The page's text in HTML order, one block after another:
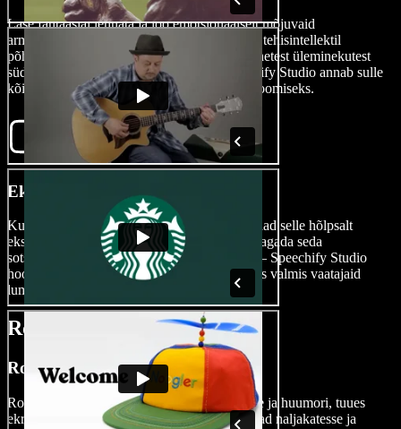
Lase fantaasial lennata ja loo emotsionaalselt mõjuvaid
armastuslugusid, kasutades Speechify Studio tehisintellektil
põhinevaid videoredigeerimise tööriistu. Peenetest üleminekutest
südamlike ülekatete ja eriefektideni – Speechify Studio annab sulle
kõik vajaliku tõeliselt romantiliste stseenide loomiseks.
Ekspordi oma film
Kui sinu romantiline meistriteos on valmis, saad selle hõlpsalt
eksportida ja maailmaga jagada. Olgu plaan jagada seda
sotsiaalmeedias või unistad suurest ekraanist – Speechify Studio
hoolitseb selle eest, et sinu armastuslugu oleks valmis vaatajaid
lummama.
Romantiliste filmide tüübid
Romantilised komöödiad
Romantilised komöödiad põimivad armastuse ja huumori, tuues
ekraanile sageli lustakad tegelased, kes satuvad naljakatesse ja